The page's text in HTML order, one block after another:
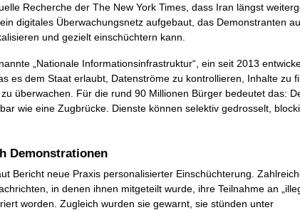
Recherche der The New York Times, dass Iran längst
digitales Überwachungsnetz aufgebaut, das Demonstranten
und gezielt einschüchtern kann.
„Nationale Informationsinfrastruktur“, ein seit 2013
es dem Staat erlaubt, Datenströme zu kontrollieren, Inhalte zu
überwachen. Für die rund 90 Millionen Bürger bedeutet das:
wie eine Zugbrücke. Dienste können selektiv gedrosselt,
Demonstrationen
Bericht neue Praxis personalisierter Einschüchterung.
in denen ihnen mitgeteilt wurde, ihre Teilnahme an
worden. Zugleich wurden sie gewarnt, sie stünden unter